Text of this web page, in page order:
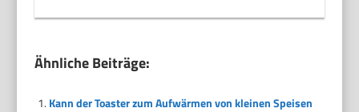
Ähnliche Beiträge:
Kann der Toaster zum Aufwärmen von kleinen Speisen